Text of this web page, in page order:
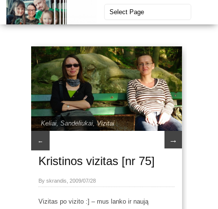
Keliai, Sandėliukai,Vizitai
← →
Kristinos vizitas [nr 75]
By skrandis, 2009/07/28
Vizitas po vizito :] – mus lanko ir naują